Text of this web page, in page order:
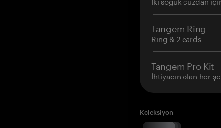
Tangem Ring
Ring & 2 cards
Tangem Pro Kit
İhtiyacın olan her
Koleksiyon